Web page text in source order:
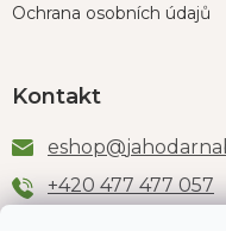
Ochrana osobních údajů
Kontakt
eshop@
+420 477 477 057